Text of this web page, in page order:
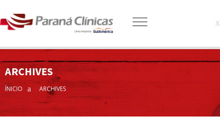
ARCHIVES
ÍNICIO ARCHIVES